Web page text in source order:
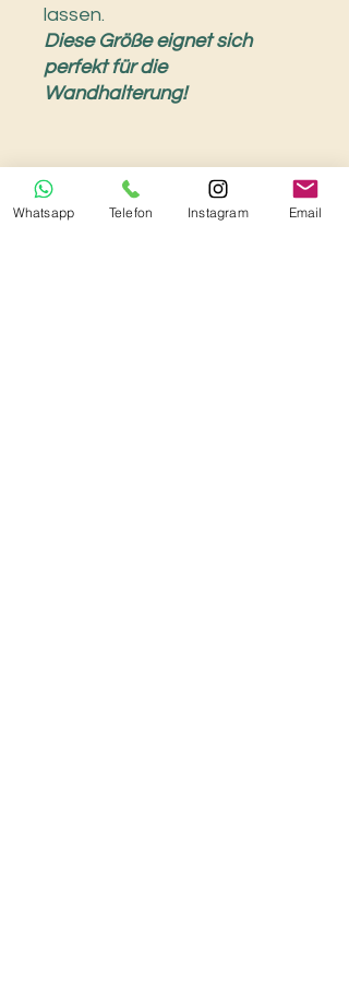
lassen.
Diese Größe eignet sich
perfekt für die
Wandhalterung!
Whatsapp Telefon Instagram Email